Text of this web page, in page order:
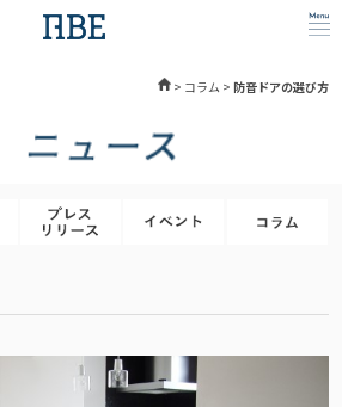
> コラム> 防音ドアの選び方